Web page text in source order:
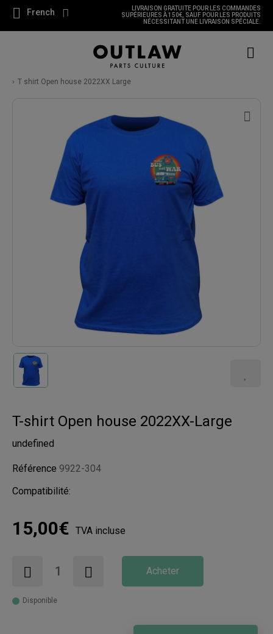
French
LIVRAISON GRATUITE POUR LES COMMANDES
SUPÉRIEURES À 150€, SAUF POUR LES PRODUITS
NÉCESSITANT UNE LIVRAISON SPÉCIALE.
T shirt Open house 2022XX Large
T-shirt Open house 2022XX-Large
undefined
Référence 9922-304
Compatibilité:
15,00€ TVA incluse
Acheter
Disponible